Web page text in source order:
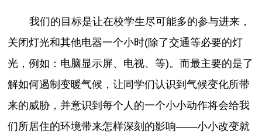
我们的目标是让在校学生尽可能多的参与进来，
关闭灯光和其他电器一个小时(除了交通等必要的灯
光，例如：电脑显示屏、电视、等)。而最主要的是了
解如何遏制变暖气候，让同学们认识到气候变化所带
来的威胁，并意识到每个人的一个小小动作将会给我
们所居住的环境带来怎样深刻的影响——小小改变就